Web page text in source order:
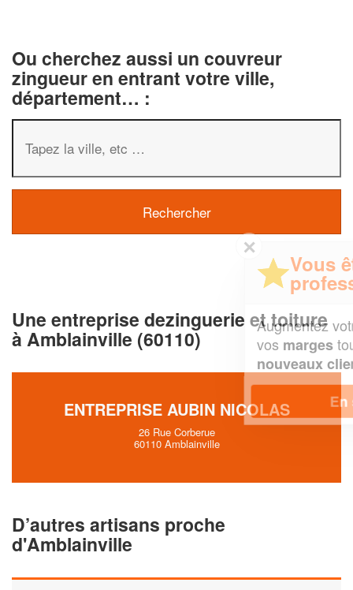
Ou cherchez aussi un couvreur
zingueur en entrant votre ville,
département… :
Une entreprise dezinguerie et toiture
à Amblainville (60110)
ENTREPRISE AUBIN NICOLAS
26 Rue Corberue
60110 Amblainville
D’autres artisans proche
d'Amblainville
professionnel ?
Augmentez votrechiffre d'affaireset
vosmargestout en gagnant de
En savoir plus